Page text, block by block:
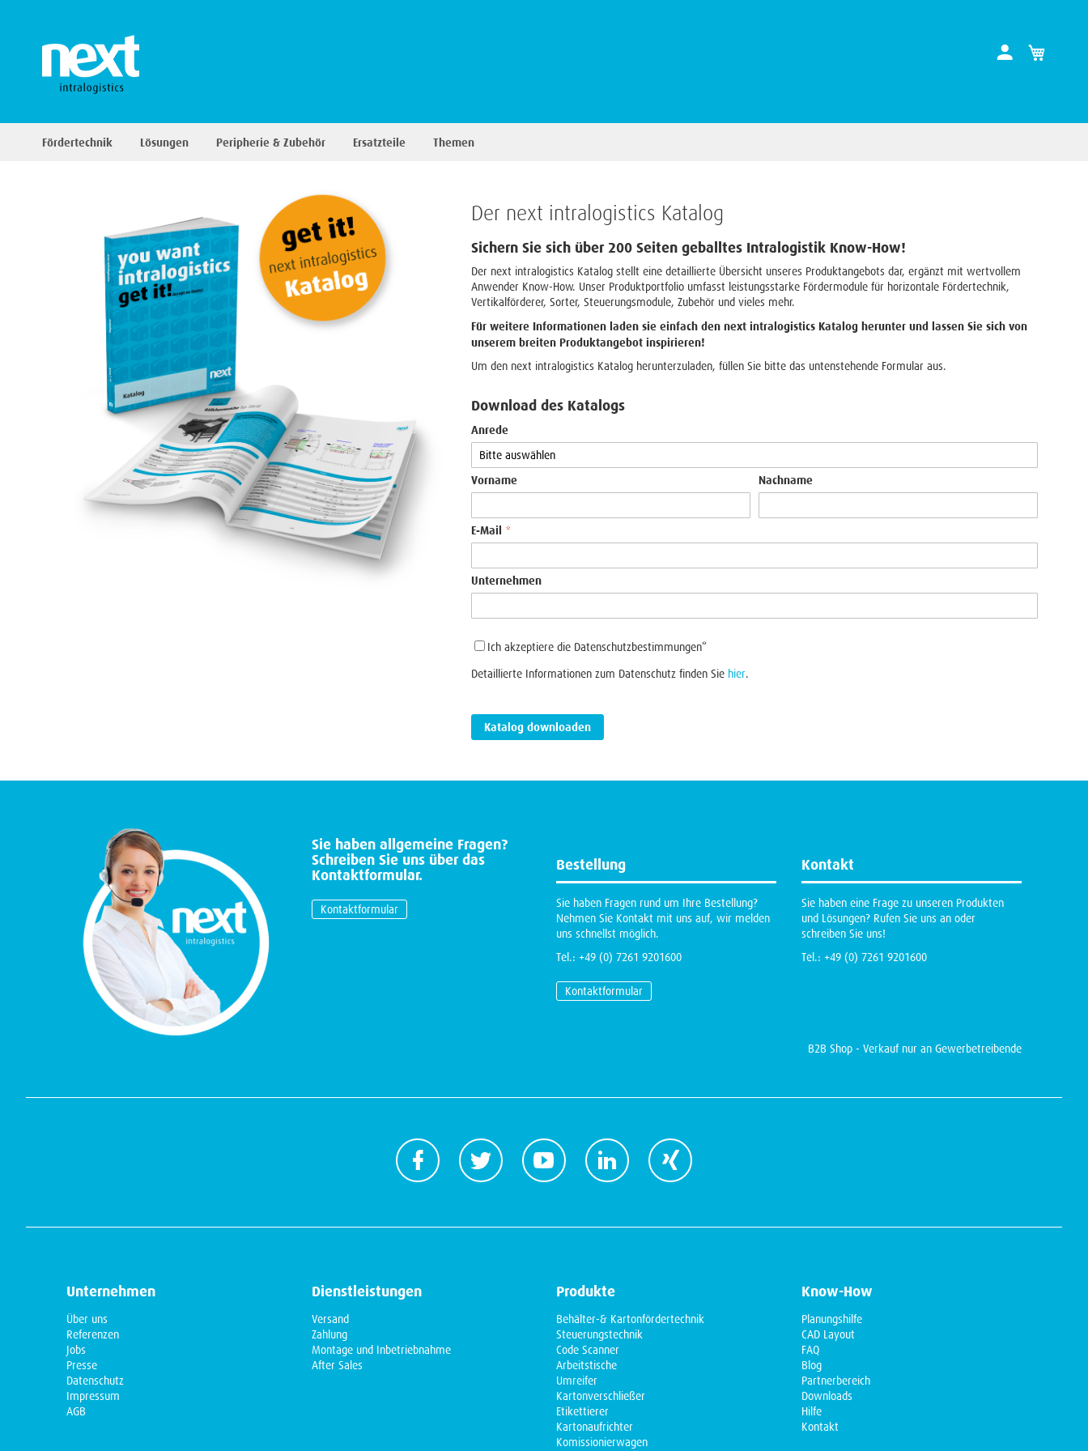
Fördertechnik Lösungen Peripherie & Zubehör Ersatzteile Themen
Der next intralogistics Katalog
Sichern Sie sich über 200 Seiten geballtes Intralogistik Know-How!
Der next intralogistics Katalog stellt eine detaillierte Übersicht unseres Produktangebots dar, ergänzt mit wertvollem
Anwender Know-How. Unser Produktportfolio umfasst leistungsstarke Fördermodule für horizontale Fördertechnik,
Vertikalförderer, Sorter, Steuerungsmodule, Zubehör und vieles mehr.
Für weitere Informationen laden sie einfach den next intralogistics Katalog herunter und lassen Sie sich von
unserem breiten Produktangebot inspirieren!
Um den next intralogistics Katalog herunterzuladen, füllen Sie bitte das untenstehende Formular aus.
Download des Katalogs
Anrede
Vorname Nachname
E-Mail *
Unternehmen
Ich akzeptiere die Datenschutzbestimmungen*
Detaillierte Informationen zum Datenschutz finden Sie hier.
Sie haben allgemeine Fragen?
Schreiben Sie uns über das
Kontaktformular.
Kontaktformular
Bestellung
Sie haben Fragen rund um Ihre Bestellung?
Nehmen Sie Kontakt mit uns auf, wir melden
uns schnellst möglich.
Tel.: +49 (0) 7261 9201600
Kontaktformular
Kontakt
Sie haben eine Frage zu unseren Produkten
und Lösungen? Rufen Sie uns an oder
schreiben Sie uns!
Tel.: +49 (0) 7261 9201600
B2B Shop - Verkauf nur an Gewerbetreibende
Unternehmen
Über uns
Referenzen
Jobs
Presse
Datenschutz
Impressum
AGB
Dienstleistungen
Versand
Zahlung
Montage und Inbetriebnahme
After Sales
Produkte
Behälter-& Kartonfördertechnik
Steuerungstechnik
Code Scanner
Arbeitstische
Umreifer
Kartonverschließer
Etikettierer
Kartonaufrichter
Komissionierwagen
Know-How
Planungshilfe
CAD Layout
FAQ
Blog
Partnerbereich
Downloads
Hilfe
Kontakt